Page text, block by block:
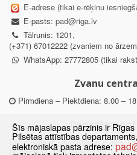
E-adrese (tikai e-rēķinu
E-pasts: pad@riga.lv
Tālrunis: 1201,
(+371) 67012222 (zvaniem no
WhatsApp: 27772805 (tikai
Zvanu
Pirmdiena – Piektdiena: 8.00 –
Pirmdiena, Ceturtdiena: 8.30 –
Otrdiena, Trešdiena: 8.30 – 17.00
Šīs mājaslapas pārzinis ir
Pilsētas attīstības
elektroniskā pasta adrese: